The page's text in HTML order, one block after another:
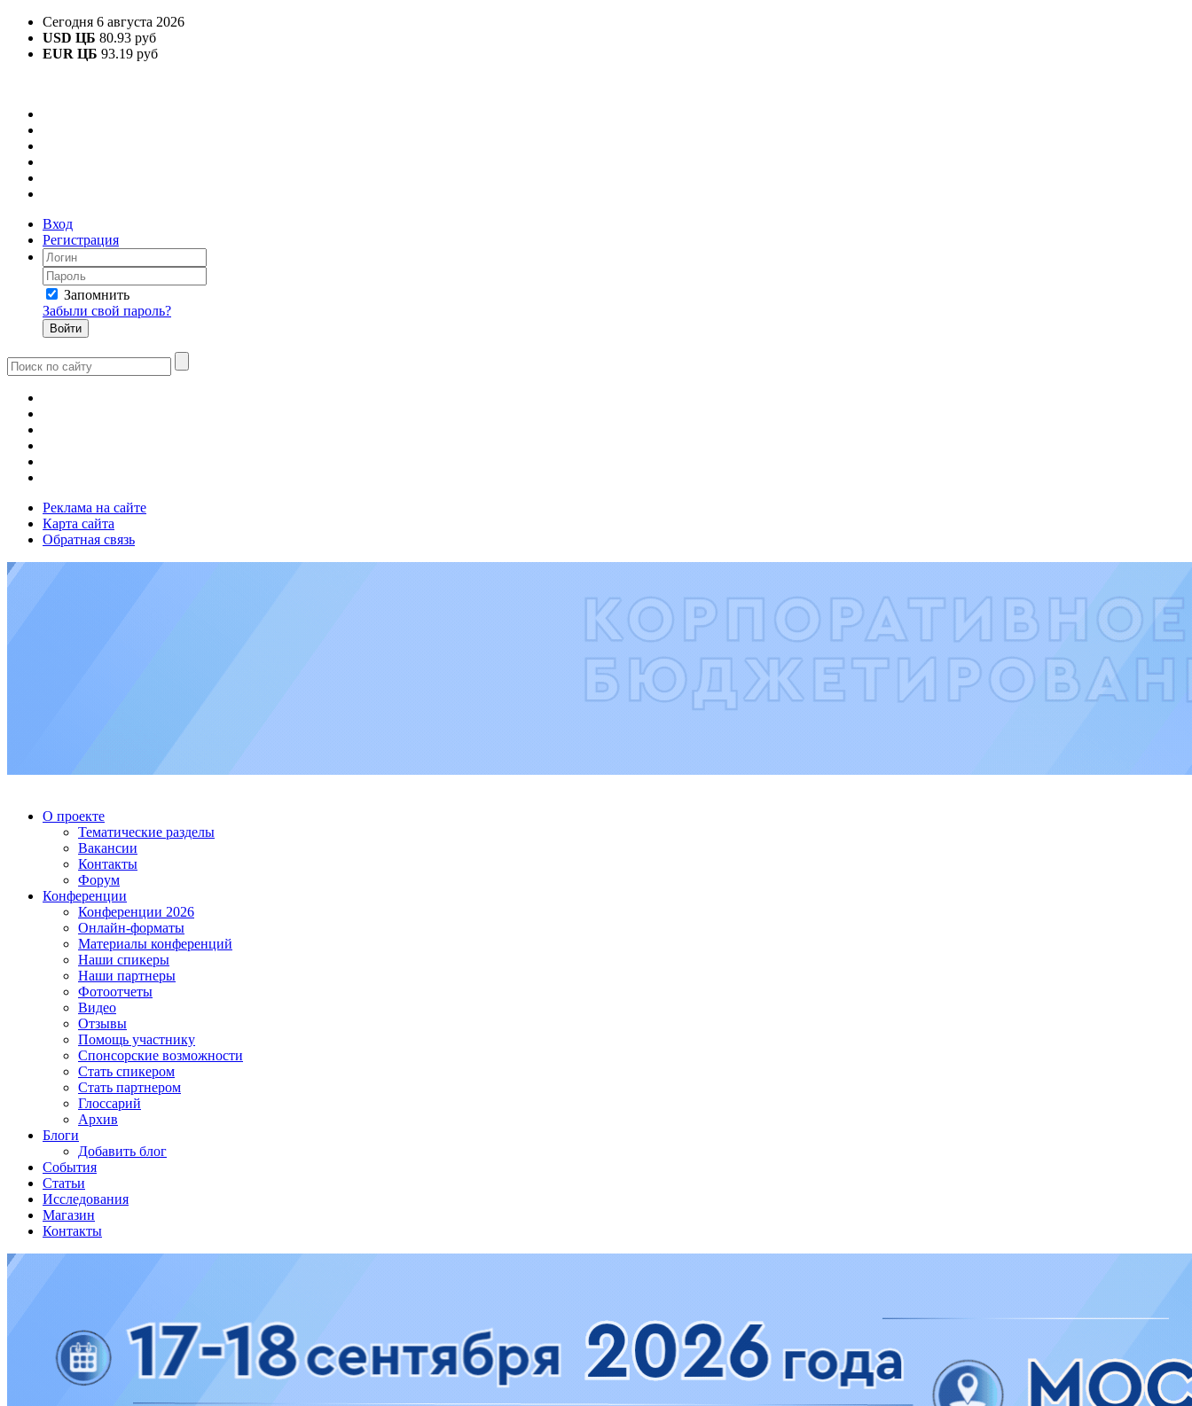
Сегодня 6 августа 2026
USD ЦБ 80.93 руб
EUR ЦБ 93.19 руб
Вход
Регистрация
Запомнить
Забыли свой пароль?
Реклама на сайте
Карта сайта
Обратная связь
О проекте
Тематические разделы
Вакансии
Контакты
Форум
Конференции
Конференции 2026
Онлайн-форматы
Материалы конференций
Наши спикеры
Наши партнеры
Фотоотчеты
Видео
Отзывы
Помощь участнику
Спонсорские возможности
Стать спикером
Стать партнером
Глоссарий
Архив
Блоги
Добавить блог
События
Статьи
Исследования
Магазин
Контакты